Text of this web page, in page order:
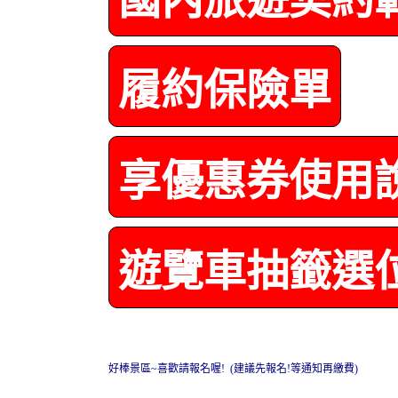
履約保險單
享優惠券使用
遊覽車抽籤選
好棒景區~喜歡請報名喔! (建議先報名!等通知再繳費)